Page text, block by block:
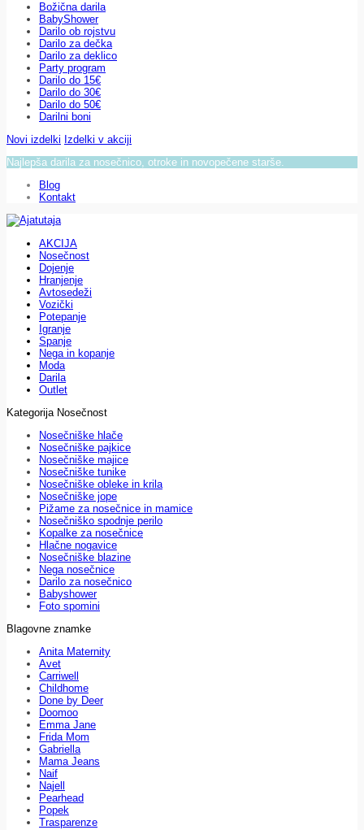
Božična darila
BabyShower
Darilo ob rojstvu
Darilo za dečka
Darilo za deklico
Party program
Darilo do 15€
Darilo do 30€
Darilo do 50€
Darilni boni
Novi izdelki Izdelki v akciji
Najlepša darila za nosečnico, otroke in novopečene starše.
Blog
Kontakt
AKCIJA
Nosečnost
Dojenje
Hranjenje
Avtosedeži
Vozički
Potepanje
Igranje
Spanje
Nega in kopanje
Moda
Darila
Outlet
Kategorija Nosečnost
Nosečniške hlače
Nosečniške pajkice
Nosečniške majice
Nosečniške tunike
Nosečniške obleke in krila
Nosečniške jope
Pižame za nosečnice in mamice
Nosečniško spodnje perilo
Kopalke za nosečnice
Hlačne nogavice
Nosečniške blazine
Nega nosečnice
Darilo za nosečnico
Babyshower
Foto spomini
Blagovne znamke
Anita Maternity
Avet
Carriwell
Childhome
Done by Deer
Doomoo
Emma Jane
Frida Mom
Gabriella
Mama Jeans
Naif
Najell
Pearhead
Popek
Trasparenze